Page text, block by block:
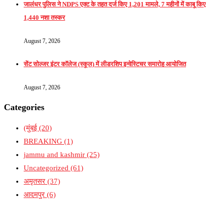
जालंधर पुलिस ने NDPS एक्ट के तहत दर्ज किए 1,201 मामले, 7 महीनों में काबू किए
1,440 नशा तस्कर
August 7, 2026
सेंट सोल्जर इंटर कॉलेज (स्कूल) में लीडरशिप इन्वेस्टिचर समारोह आयोजित
August 7, 2026
Categories
(मुंबई (20)
BREAKING (1)
jammu and kashmir (25)
Uncategorized (61)
अमृतसर (37)
आदमपुर (6)